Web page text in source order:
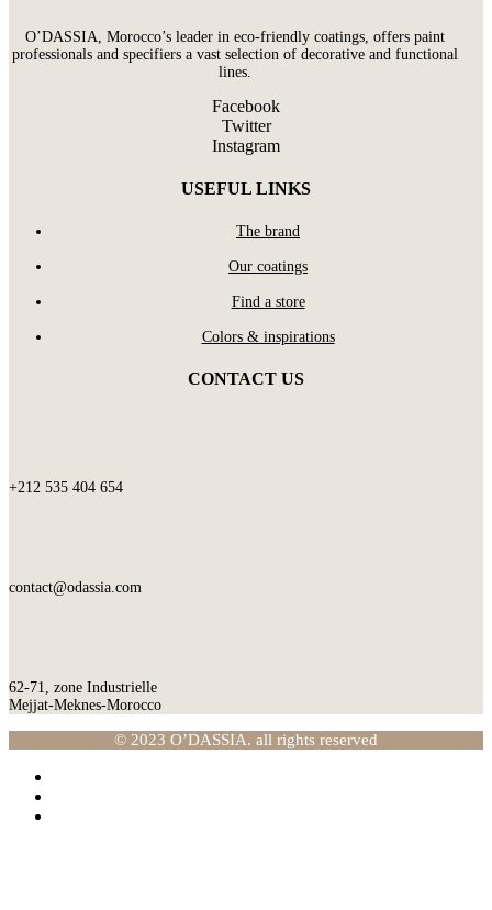
O’DASSIA, Morocco’s leader in eco-friendly coatings, offers paint
professionals and specifiers a vast selection of decorative and functional
lines.
Facebook
Twitter
Instagram
USEFUL LINKS
The brand
Our coatings
Find a store
Colors & inspirations
CONTACT US
+212 535 404 654
contact@odassia.com
62-71, zone Industrielle
Mejjat-Meknes-Morocco
© 2023 O’DASSIA. all rights reserved